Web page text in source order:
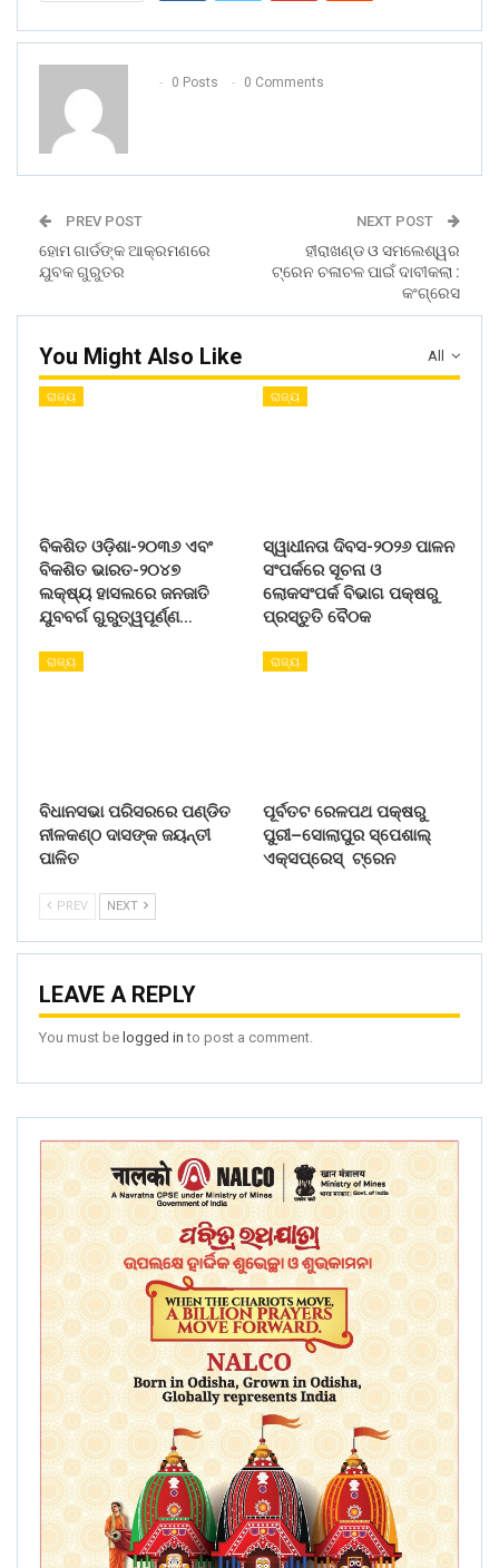
0 Posts 0 Comments
PREV POST
ହୋମ ଗାର୍ଡଙ୍କ ଆକ୍ରମଣରେ
ଯୁବକ ଗୁରୁତର
NEXT POST
ହୀରାଖଣ୍ଡ ଓ ସମଲେଶ୍ୱର
ଟ୍ରେନ ଚଳାଚଳ ପାଇଁ ଦାବୀକଲା :
କଂଗ୍ରେସ
All
You Might Also Like
ରାଜ୍ୟ
ବିକଶିତ ଓଡ଼ିଶା-୨୦୩୬ ଏବଂ
ବିକଶିତ ଭାରତ-୨୦୪୭
ଲକ୍ଷ୍ୟ ହାସଲରେ ଜନଜାତି
ଯୁବବର୍ଗ ଗୁରୁତ୍ୱପୂର୍ଣ୍ଣ…
ରାଜ୍ୟ
ସ୍ୱାଧୀନତା ଦିବସ-୨୦୨୬ ପାଳନ
ସଂପର୍କରେ ସୂଚନା ଓ
ଲୋକସଂପର୍କ ବିଭାଗ ପକ୍ଷରୁ
ପ୍ରସ୍ତୁତି ବୈଠକ
ରାଜ୍ୟ
ବିଧାନସଭା ପରିସରରେ ପଣ୍ଡିତ
ନୀଳକଣ୍ଠ ଦାସଙ୍କ ଜୟନ୍ତୀ
ପାଳିତ
ରାଜ୍ୟ
ପୂର୍ବତଟ ରେଳପଥ ପକ୍ଷରୁ
ପୁରୀ–ସୋଲାପୁର ସ୍ପେଶାଲ୍
ଏକ୍ସପ୍ରେସ୍ ଟ୍ରେନ
PREV NEXT
LEAVE A REPLY
You must be logged in to post a comment.